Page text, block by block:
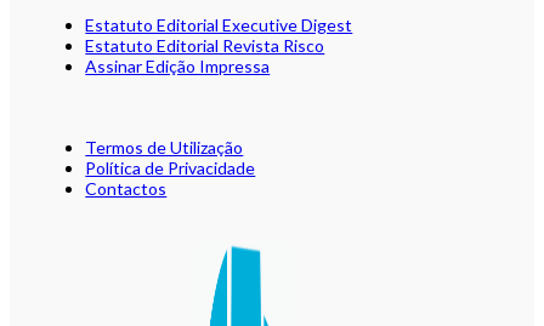
Estatuto Editorial Executive Digest
Estatuto Editorial Revista Risco
Assinar Edição Impressa
Termos de Utilização
Política de Privacidade
Contactos